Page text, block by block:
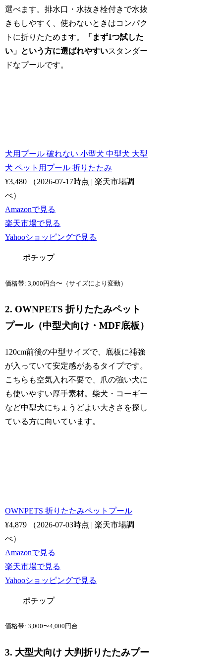
選べます。排水口・水抜き栓付きで水抜
きもしやすく、使わないときはコンパク
トに折りたためます。
「まず1つ試した
い」という方に選ばれやすいスタンダー
ドなプールです。
犬用プール 破れない 小型犬 中型犬 大型
犬 ペット用プール 折りたたみ
¥3,480
（2026-07-17時点 | 楽天市場調
べ）
Amazonで見る
楽天市場で見る
Yahooショッピングで見る
ポチップ
価格帯: 3,000円台〜（サイズにより変動）
2. OWNPETS 折りたたみペット
プール（中型犬向け・MDF底板）
120cm前後の中型サイズで、底板に補強
が入っていて安定感があるタイプです。
こちらも空気入れ不要で、爪の強い犬に
も使いやすい厚手素材。柴犬・コーギー
など中型犬にちょうどよい大きさを探し
ている方に向いています。
OWNPETS 折りたたみペットプール
¥4,879
（2026-07-03時点 | 楽天市場調
べ）
Amazonで見る
楽天市場で見る
Yahooショッピングで見る
ポチップ
価格帯: 3,000〜4,000円台
3. 大型犬向け 大判折りたたみプー